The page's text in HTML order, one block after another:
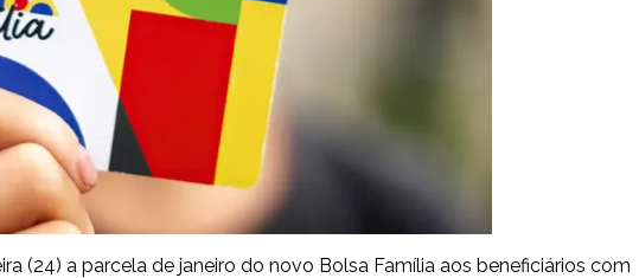
(24) a parcela de janeiro do novo Bolsa Família aos beneficiários com